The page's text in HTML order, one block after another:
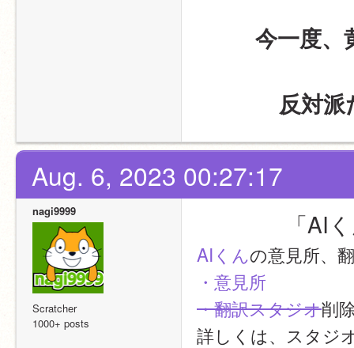
今一度、
反対
Aug. 6, 2023 00:27:17
nagi9999
Scratcher
1000+ posts
「AIくん」
AIくんの意見所、
・意見所
・翻訳スタジオ削
詳しくは、スタジ